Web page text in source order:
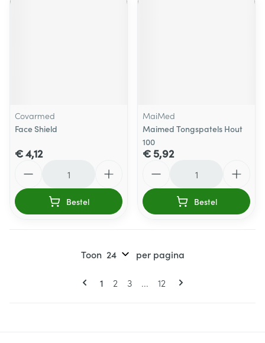
Covarmed
Face Shield
€ 4,12
Bestel
MaiMed
Maimed Tongspatels Hout
100
€ 5,92
Bestel
Pagina's
U lees momenteel pagina
1 Pagina
2 Pagina
3 ... Pagina
12
Toon per pagina